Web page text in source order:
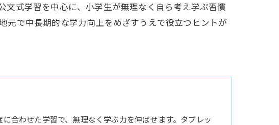
式学習を中心に、小学生が無理なく自ら考え学ぶ習慣
元で中長期的な学力向上をめざすうえで役立つヒントが
合わせた学習で、無理なく学ぶ力を伸ばせます。タブレッ